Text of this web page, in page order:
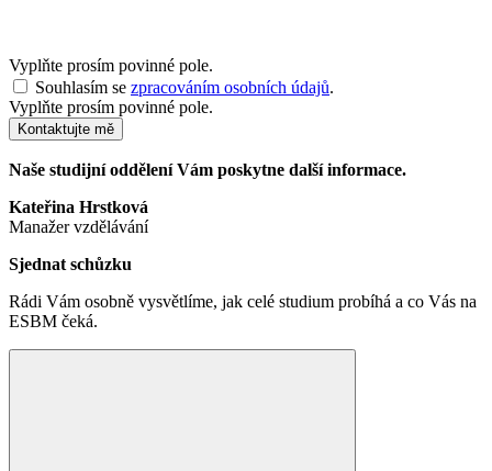
Vyplňte prosím povinné pole.
Souhlasím se zpracováním osobních údajů.
Vyplňte prosím povinné pole.
Kontaktujte mě
Naše studijní oddělení Vám poskytne další informace.
Kateřina Hrstková
Manažer vzdělávání
Sjednat schůzku
Rádi Vám osobně vysvětlíme, jak celé studium probíhá a co Vás na
ESBM čeká.